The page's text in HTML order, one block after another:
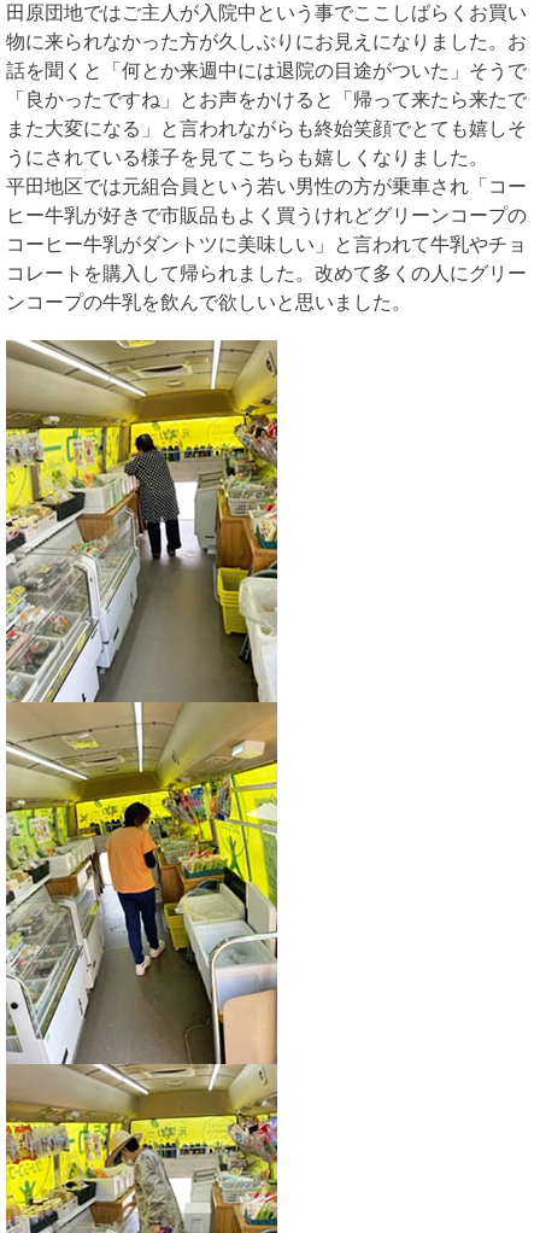
田原団地ではご主人が入院中という事でここしばらくお買い
物に来られなかった方が久しぶりにお見えになりました。お
話を聞くと「何とか来週中には退院の目途がついた」そうで
「良かったですね」とお声をかけると「帰って来たら来たで
また大変になる」と言われながらも終始笑顔でとても嬉しそ
うにされている様子を見てこちらも嬉しくなりました。
平田地区では元組合員という若い男性の方が乗車され「コー
ヒー牛乳が好きで市販品もよく買うけれどグリーンコープの
コーヒー牛乳がダントツに美味しい」と言われて牛乳やチョ
コレートを購入して帰られました。改めて多くの人にグリー
ンコープの牛乳を飲んで欲しいと思いました。